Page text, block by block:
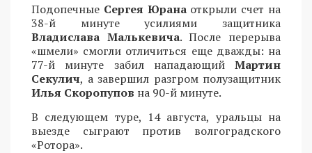
Подопечные Сергея Юрана открыли счет на
38-й минуте усилиями защитника
Владислава Малькевича. После перерыва
«шмели» смогли отличиться еще дважды: на
77-й минуте забил нападающий Мартин
Секулич, а завершил разгром полузащитник
Илья Скоропупов на 90-й минуте.
В следующем туре, 14 августа, уральцы на
выезде сыграют против волгоградского
«Ротора».